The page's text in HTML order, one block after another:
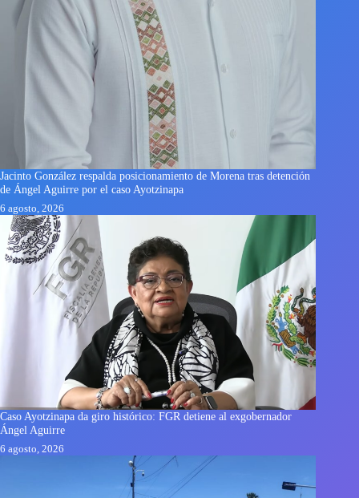
Jacinto González respalda posicionamiento de Morena tras detención
de Ángel Aguirre por el caso Ayotzinapa
6 agosto, 2026
Caso Ayotzinapa da giro histórico: FGR detiene al exgobernador
Ángel Aguirre
6 agosto, 2026